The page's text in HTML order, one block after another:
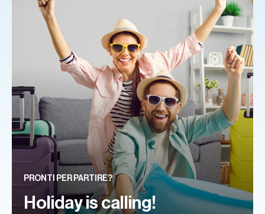
PRONTI PER PARTIRE?
Holiday is calling!